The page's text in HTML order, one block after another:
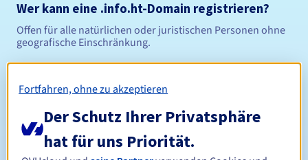
Wer kann eine .info.ht-Domain registrieren?
Offen für alle natürlichen oder juristischen Personen ohne
geografische Einschränkung.
Registrierungszeitraum Zwischen 1 und 5 Jahren
Fortfahren, ohne zu akzeptieren
Der Schutz Ihrer Privatsphäre
hat für uns Priorität.